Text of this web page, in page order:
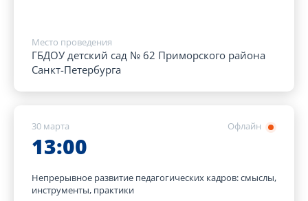
Место проведения
ГБДОУ детский сад № 62 Приморского района
Санкт-Петербурга
Офлайн
30 марта
13:00
Непрерывное развитие педагогических кадров: смыслы,
инструменты, практики